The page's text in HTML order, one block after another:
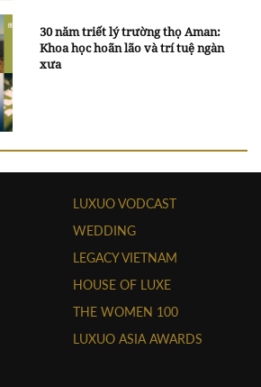
30 năm triết lý trường thọ Aman:
Khoa học hoãn lão và trí tuệ ngàn
xưa
LUXUO VODCAST
WEDDING
LEGACY VIETNAM
HOUSE OF LUXE
THE WOMEN 100
LUXUO ASIA AWARDS